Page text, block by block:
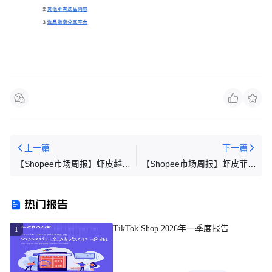
上一篇
【Shopee市场周报】虾皮越南
下一篇
【Shopee市场周报】虾皮菲律
热门报告
1 TikTok Shop 2026年一季度报告